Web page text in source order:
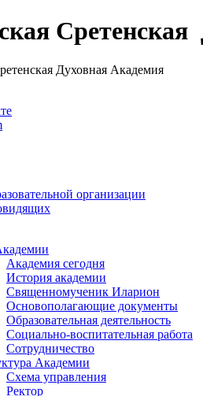
Сретенская
организации
Академия сегодня
История академии
Священномученик Иларион
Основополагающие документы
Образовательная деятельность
Социально-воспитательная работа
Сотрудничество
Академии
Схема управления
Ректор